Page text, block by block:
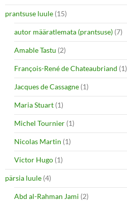
prantsuse luule (15)
autor määratlemata (prantsuse) (7)
Amable Tastu (2)
François-René de Chateaubriand (1)
Jacques de Cassagne (1)
Maria Stuart (1)
Michel Tournier (1)
Nicolas Martin (1)
Victor Hugo (1)
pärsia luule (4)
Abd al-Rahman Jami (2)